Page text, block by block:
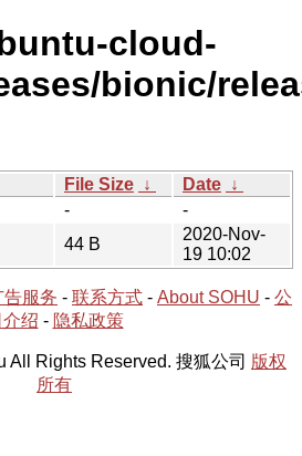
cloud-
bionic/
File Size ↓ Date ↓
-
-
44 B
2020-Nov-
19 10:02
告服务 - 联系方式 - About SOHU - 公
绍 - 隐私政策
Rights Reserved. 搜狐公司 版权
所有